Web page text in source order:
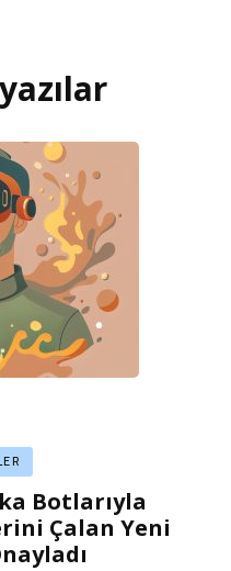
Botlarıyla
Çalan Yeni